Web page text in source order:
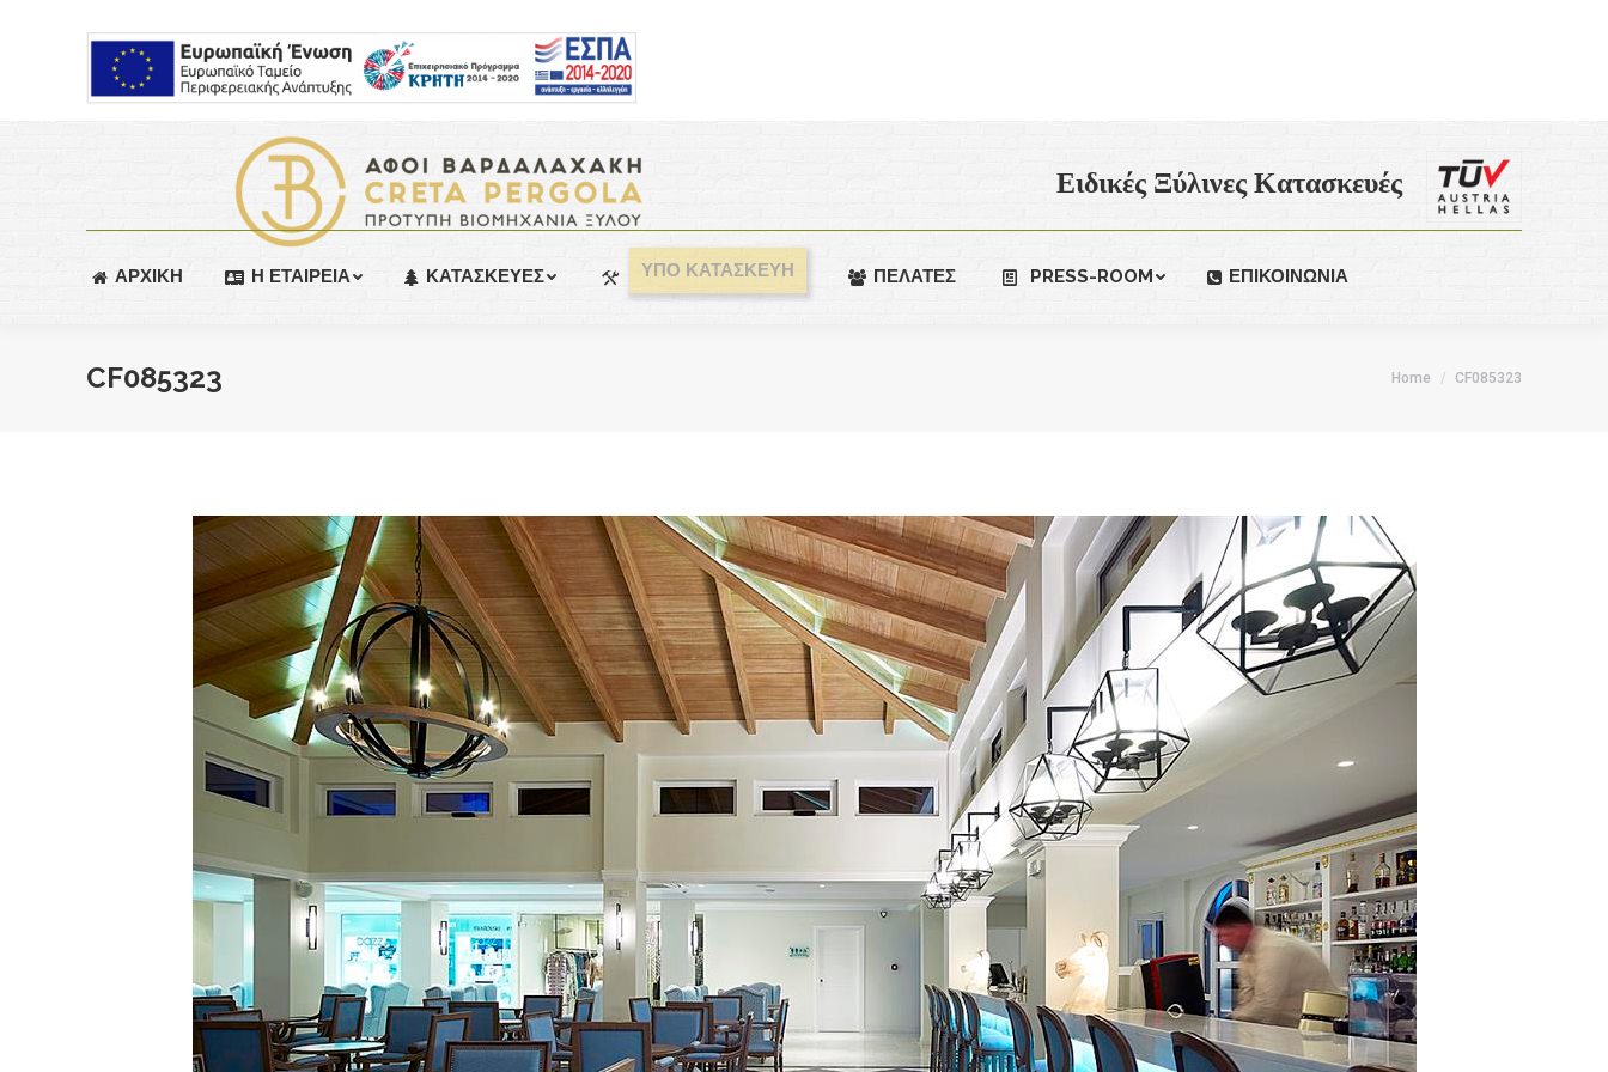
Ειδικές Ξύλινες Κατασκευές
ΑΡΧΙΚΗ Η ΕΤΑΙΡΕΙΑ ΚΑΤΑΣΚΕΥΕΣ ΥΠΟ ΚΑΤΑΣΚΕΥΗ ΠΕΛΑΤΕΣ PRESS-ROOM ΕΠΙΚΟΙΝΩΝΙΑ
CF085323 Home CF085323